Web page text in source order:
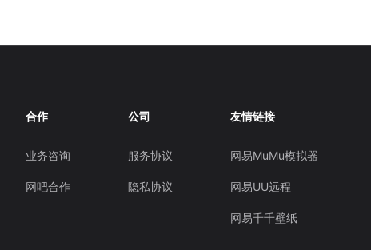
合作
业务咨询
网吧合作
公司
服务协议
隐私协议
友情链接
网易MuMu模拟器
网易UU远程
网易千千壁纸